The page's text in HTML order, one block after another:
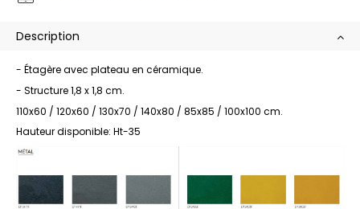
Description
- Étagère avec plateau en céramique.
- Structure 1,8 x 1,8 cm.
110x60 / 120x60 / 130x70 / 140x80 / 85x85 / 100x100 cm.
Hauteur disponible: Ht-35